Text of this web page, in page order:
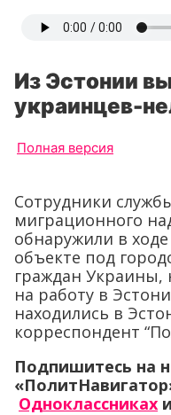
Из Эстонии
украинцев-
Полная версия
Сотрудники
миграционного
обнаружили в
объекте под
граждан
на работу в
находились в
корреспондент
Подпишитесь на
Одноклассниках